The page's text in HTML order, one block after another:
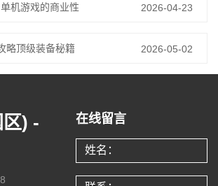
机游戏的商业性 2026-04-23
略顶级装备秘籍 2026-05-02
) -
在线留言